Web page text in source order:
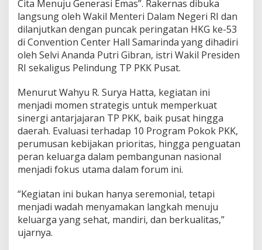
a
n
H
K
G
k
e
5
3
i
S
a
m
a
r
n
d
a
Cita Menuju Generasi Emas”. Rakernas dibuka
langsung oleh Wakil Menteri Dalam Negeri RI dan
dilanjutkan dengan puncak peringatan HKG ke-53
di Convention Center Hall Samarinda yang dihadiri
oleh Selvi Ananda Putri Gibran, istri Wakil Presiden
RI sekaligus Pelindung TP PKK Pusat.
Menurut Wahyu R. Surya Hatta, kegiatan ini
menjadi momen strategis untuk memperkuat
sinergi antarjajaran TP PKK, baik pusat hingga
daerah. Evaluasi terhadap 10 Program Pokok PKK,
perumusan kebijakan prioritas, hingga penguatan
peran keluarga dalam pembangunan nasional
menjadi fokus utama dalam forum ini.
“Kegiatan ini bukan hanya seremonial, tetapi
menjadi wadah menyamakan langkah menuju
keluarga yang sehat, mandiri, dan berkualitas,”
ujarnya.